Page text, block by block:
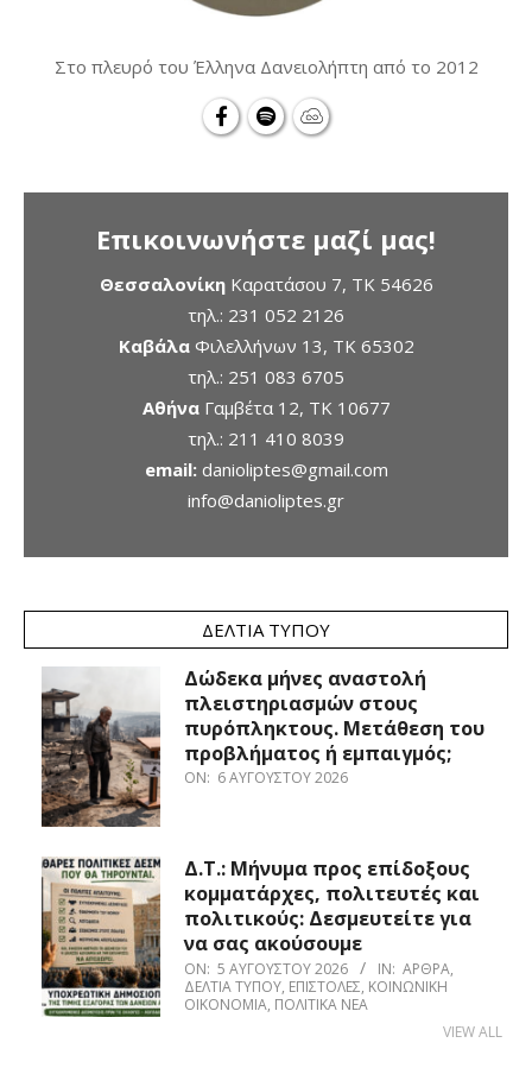
Στο πλευρό του Έλληνα Δανειολήπτη από το 2012
Επικοινωνήστε μαζί μας!
ΘεσσαλονίκηΚαρατάσου 7, TK 54626
τηλ.: 231 052 2126
ΚαβάλαΦιλελλήνων 13, ΤΚ 65302
τηλ.: 251 083 6705
ΑθήναΓαμβέτα 12, ΤΚ 10677
τηλ.: 211 410 8039
email: danioliptes@gmail.com
info@danioliptes.gr
ΔΕΛΤΊΑ ΤΎΠΟΥ
Δώδεκα μήνες αναστολή
πλειστηριασμών στους
πυρόπληκτους. Μετάθεση του
προβλήματος ή εμπαιγμός;
ON: 6 ΑΥΓΟΎΣΤΟΥ 2026
Δ.Τ.: Μήνυμα προς επίδοξους
κομματάρχες, πολιτευτές και
πολιτικούς: Δεσμευτείτε για
να σας ακούσουμε
ON: 5 ΑΥΓΟΎΣΤΟΥ 2026 IN: ΆΡΘΡΑ,
ΔΕΛΤΊΑ ΤΎΠΟΥ, ΕΠΙΣΤΟΛΈΣ, ΚΟΙΝΩΝΙΚΉ
ΟΙΚΟΝΟΜΊΑ, ΠΟΛΙΤΙΚΆ ΝΈΑ
VIEW ALL